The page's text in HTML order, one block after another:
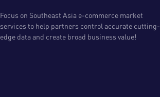
Focus on Southeast Asia e-commerce market
services to help partners control accurate cutting-
edge data and create broad business value!